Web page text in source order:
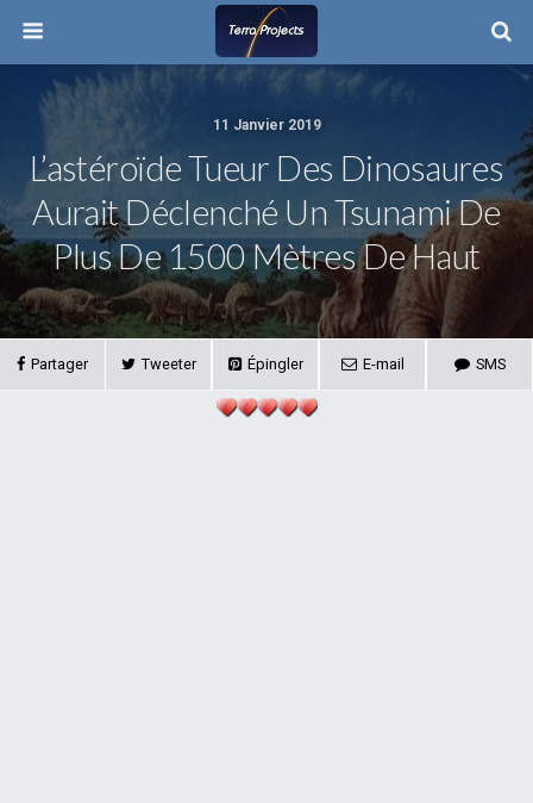
11 Janvier 2019
L’astéroïde Tueur Des Dinosaures
Aurait Déclenché Un Tsunami De
Plus De 1500 Mètres De Haut
Partager Tweeter Épingler E-mail SMS